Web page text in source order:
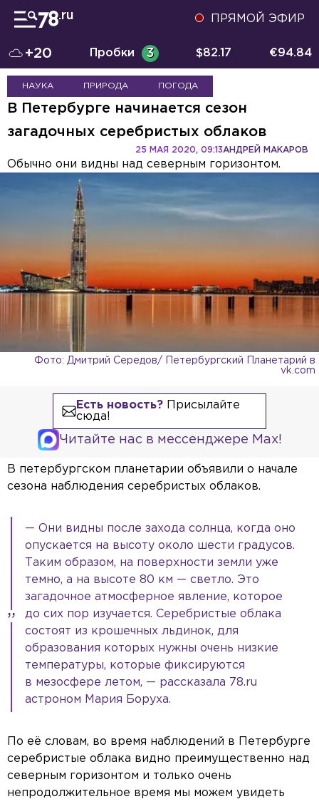
ПРЯМОЙ ЭФИР
+20 Пробки 3 $82.17 €94.84
НАУКА ПРИРОДА ПОГОДА
В Петербурге начинается сезон
загадочных серебристых облаков
АНДРЕЙ МАКАРОВ
25 МАЯ 2020, 09:13
Обычно они видны над северным горизонтом.
Фото: Дмитрий Середов/ Петербургский Планетарий в
vk.com
Есть новость?Присылайте
сюда!
Читайте нас в мессенджере Max!
В петербургском планетарии объявили о начале
сезона наблюдения серебристых облаков.
— Они видны после захода солнца, когда оно
опускается на высоту около шести градусов.
Таким образом, на поверхности земли уже
темно, а на высоте 80 км — светло. Это
загадочное атмосферное явление, которое
до сих пор изучается. Серебристые облака
состоят из крошечных льдинок, для
образования которых нужны очень низкие
температуры, которые фиксируются
в мезосфере летом, — рассказала 78.ru
астроном Мария Боруха.
По её словам, во время наблюдений в Петербурге
серебристые облака видно преимущественно над
северным горизонтом и только очень
непродолжительное время мы можем увидеть